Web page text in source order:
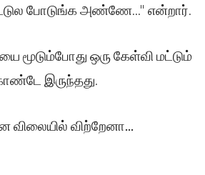
போடுங்க அண்ணே..." என்றார்.
மூடும்போது ஒரு கேள்வி மட்டும்
இருந்தது.
விலையில் விற்றேனா...